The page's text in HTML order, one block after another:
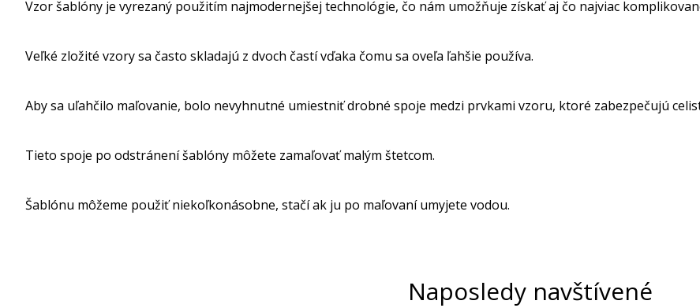
Vzor šablóny je vyrezaný použitím najmodernejšej technológie, čo nám umožňuje získať aj čo najviac
Veľké zložité vzory sa často skladajú z dvoch častí vďaka čomu sa oveľa ľahšie používa.
Aby sa uľahčilo maľovanie, bolo nevyhnutné umiestniť drobné spoje medzi prvkami vzoru, ktoré zabezpečujú
Tieto spoje po odstránení šablóny môžete zamaľovať malým štetcom.
Šablónu môžeme použiť niekoľkonásobne, stačí ak ju po maľovaní umyjete vodou.
Naposledy navštívené